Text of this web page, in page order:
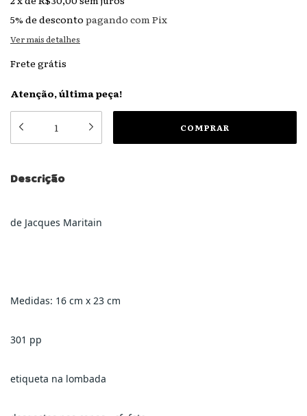
5% de desconto pagando com Pix
Ver mais detalhes
Frete grátis
Atenção, última peça!
Descrição
de Jacques Maritain
Medidas: 16 cm x 23 cm
301 pp
etiqueta na lombada